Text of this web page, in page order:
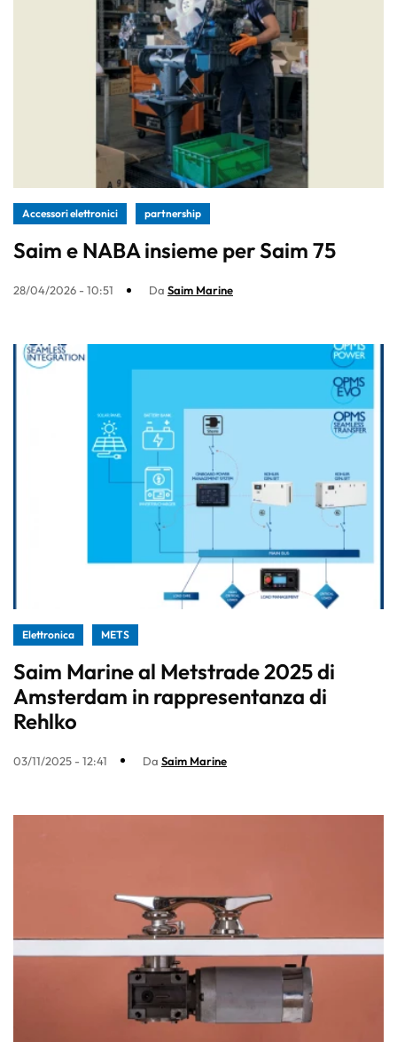
Accessori elettronici partnership
Saim e NABA insieme per Saim 75
28/04/2026 - 10:51 Da Saim Marine
Elettronica METS
Saim Marine al Metstrade 2025 di
Amsterdam in rappresentanza di
Rehlko
03/11/2025 - 12:41 Da Saim Marine